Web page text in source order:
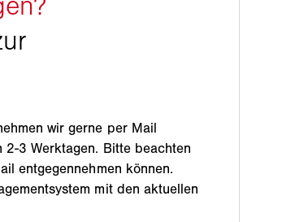
wir gerne per Mail
3 Werktagen. Bitte beachten
entgegennehmen können.
mit den aktuellen